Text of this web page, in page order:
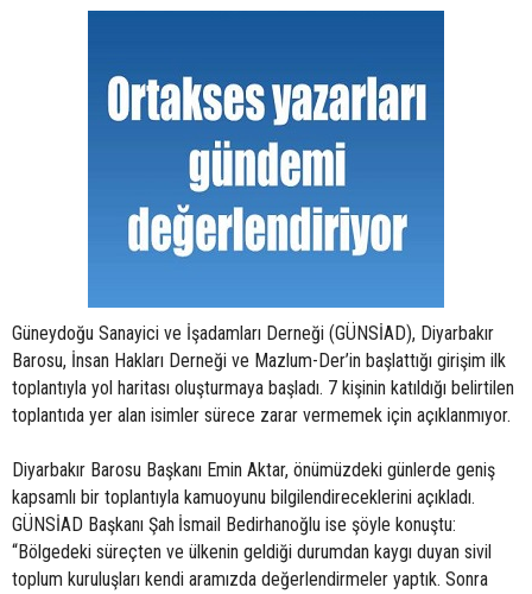
Güneydoğu Sanayici ve İşadamları Derneği (GÜNSİAD), Diyarbakır
Barosu, İnsan Hakları Derneği ve Mazlum-Der’in başlattığı girişim ilk
toplantıyla yol haritası oluşturmaya başladı. 7 kişinin katıldığı belirtilen
toplantıda yer alan isimler sürece zarar vermemek için açıklanmıyor.
Diyarbakır Barosu Başkanı Emin Aktar, önümüzdeki günlerde geniş
kapsamlı bir toplantıyla kamuoyunu bilgilendireceklerini açıkladı.
GÜNSİAD Başkanı Şah İsmail Bedirhanoğlu ise şöyle konuştu:
“Bölgedeki süreçten ve ülkenin geldiği durumdan kaygı duyan sivil
toplum kuruluşları kendi aramızda değerlendirmeler yaptık. Sonra